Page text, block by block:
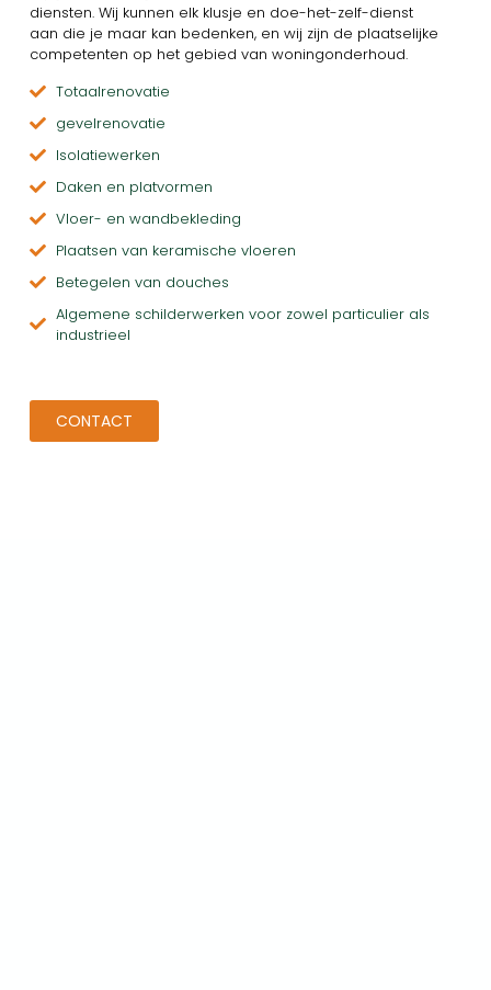
diensten. Wij kunnen elk klusje en doe-het-zelf-dienst
aan die je maar kan bedenken, en wij zijn de plaatselijke
competenten op het gebied van woningonderhoud.
Totaalrenovatie
gevelrenovatie
Isolatiewerken
Daken en platvormen
Vloer- en wandbekleding
Plaatsen van keramische vloeren
Betegelen van douches
Algemene schilderwerken voor zowel particulier als
industrieel
CONTACT